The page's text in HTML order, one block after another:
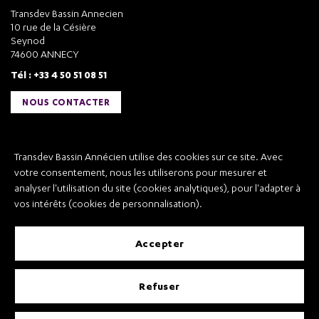
Transdev Bassin Annécien utilise des cookies sur ce site. Avec
votre consentement, nous les utiliserons pour mesurer et
analyser l'utilisation du site (cookies analytiques), pour l'adapter à
vos intérêts (cookies de personnalisation).
accepter
refuser
Transdev Bassin Annecien
10 rue de la Césière
Seynod
74600 ANNECY
Tél : +33 4 50 51 08 51
NOUS CONTACTER
Transdev Bassin Annécien
Recrutement
Conditions Générales de Vente et Transport
Conditions Générales d’Utilisation
Règlement